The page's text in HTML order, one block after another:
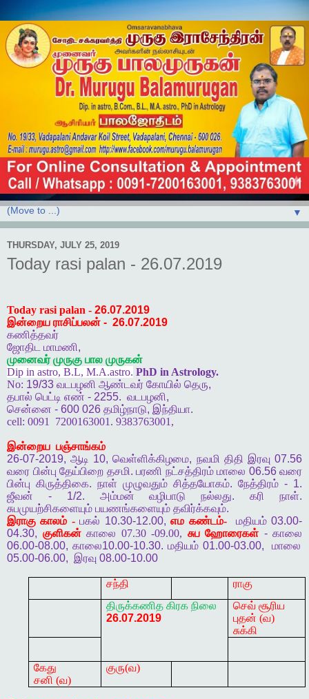
▼
THURSDAY, JULY 25, 2019
Today rasi palan - 26.07.2019
Today rasi palan - 26.07.2019
இன்றைய ராசிப்பலன் - 26.07.2019
கணித்தவர்
ஜோதிட
மாமணி,
முனைவர் முருகு பால முருகன்
Dip in astro, B.L, M.A.astro. PhD in Astrology.
No: 19/33 வடபழனி ஆண்டவர் கோயில் தெரு,
தபால் பெட்டி எண் - 2255. வடபழனி,
சென்னை - 600 026 தமிழ்நாடு, இந்தியா.
cell: 0091 7200163001. 9383763001,
இன்றைய பஞ்சாங்கம்
26-07-2019,ஆடி 10,வெள்ளிக்கிழமை, நவமி திதி இரவு 07.56
வரை பின்பு தேய்பிறை தசமி. பரணி நட்சத்திரம் மாலை 06.56 வரை
பின்பு கிருத்திகை. நாள் முழுவதும் சித்தயோகம். நேத்திரம் - 1.
ஜீவன் - 1/2. அம்மன் வழிபாடு நல்லது.கரி நாள்.
சுபமுயற்சிகளையும் பயணங்களையும் தவிர்க்கவும்.
இராகு காலம் - பகல் 10.30-12.00,எம கண்டம்- மதியம்03.00-
04.30, குளிகன்காலை 07.30 -09.00, சுப ஹோரைகள் - காலை
06.00-08.00, காலை10.00-10.30. மதியம்01.00-03.00,
மாலை
05.00-06.00, இரவு 08.00-10.00
சந்தி
ராகு
திருக்கணித கிரக நிலை
26.07.2019
செவ் சூரிய
புதன் (வ)
சுக்கி
கேது
சனி (வ)
குரு(வ)